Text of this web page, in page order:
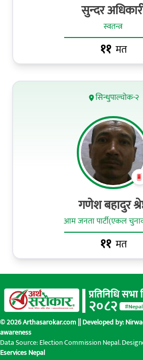
सुन्‍दर
स्वतन्त्र
११ मत
सिन्धुपाल्चोक-२
गणेश बहादुर
आम जनता पार्टी(एकल
११ मत
© 2026 Arthasarokar.com || Developed by:
awareness
Data Source: Election Commission Nepal.
Eservices Nepal